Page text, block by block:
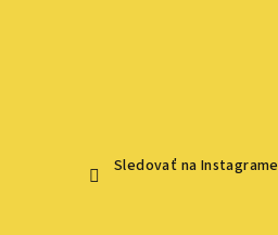
Sledovať na Instagrame